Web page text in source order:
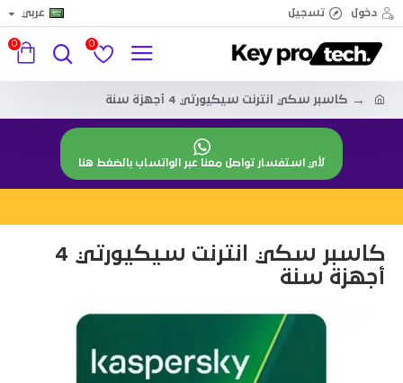
دخول تسجيل عربي
0
0
كاسبر سكي انترنت سيكيورتي 4 أجهزة سنة
لأي استفسار تواصل معنا عبر الواتساب بالضغط هنا
كاسبر سكي انترنت سيكيورتي 4
أجهزة سنة